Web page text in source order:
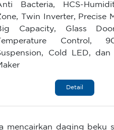
Bacteria, HCS-
Twin Inverter, Precise
Capacity, Glass
Control,
Cold LED,
Detail
mencairkan daging beku